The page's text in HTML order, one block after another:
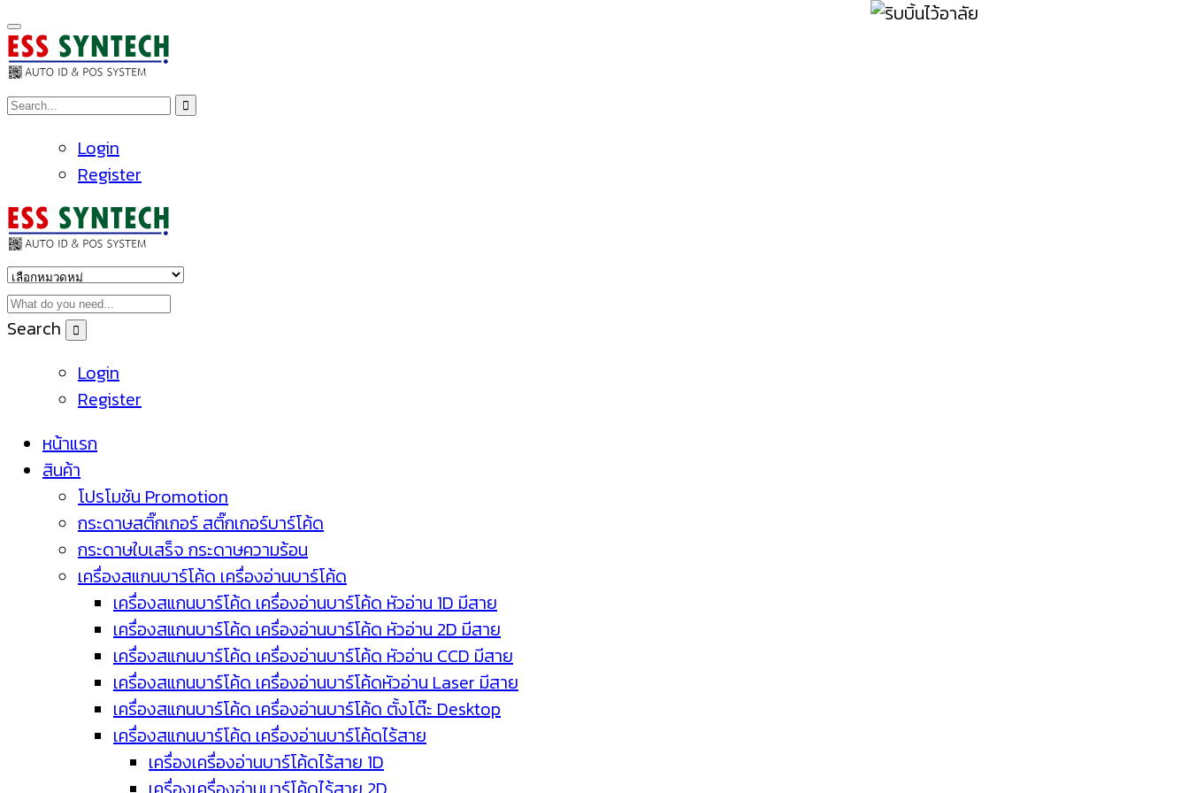
Login
Register
Search
Login
Register
หน้าแรก
สินค้า
โปรโมชัน Promotion
กระดาษสติ๊กเกอร์ สติ๊กเกอร์บาร์โค้ด
กระดาษใบเสร็จ กระดาษความร้อน
เครื่องสแกนบาร์โค้ด เครื่องอ่านบาร์โค้ด
เครื่องสแกนบาร์โค้ด เครื่องอ่านบาร์โค้ด หัวอ่าน 1D มีสาย
เครื่องสแกนบาร์โค้ด เครื่องอ่านบาร์โค้ด หัวอ่าน 2D มีสาย
เครื่องสแกนบาร์โค้ด เครื่องอ่านบาร์โค้ด หัวอ่าน CCD มีสาย
เครื่องสแกนบาร์โค้ด เครื่องอ่านบาร์โค้ดหัวอ่าน Laser มีสาย
เครื่องสแกนบาร์โค้ด เครื่องอ่านบาร์โค้ด ตั้งโต๊ะ Desktop
เครื่องสแกนบาร์โค้ด เครื่องอ่านบาร์โค้ดไร้สาย
เครื่องเครื่องอ่านบาร์โค้ดไร้สาย 1D